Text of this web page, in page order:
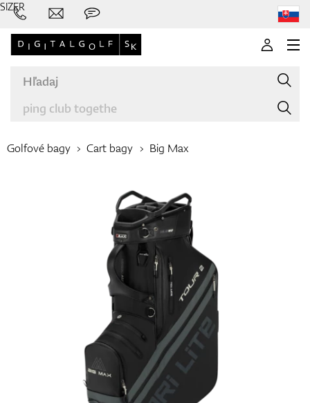
Palice
Oblečenie
Topánky
Golfové bagy Cart bagy Big Max
SIZER